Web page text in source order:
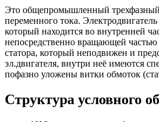
Это общепромышленный трехфазный
переменного тока. Электродвигатель
который находится во внутренней
непосредственно вращающей частью
статора, который неподвижен и
эл.двигателя, внутри неё имеются
пофазно уложены витки обмоток
Структура условного